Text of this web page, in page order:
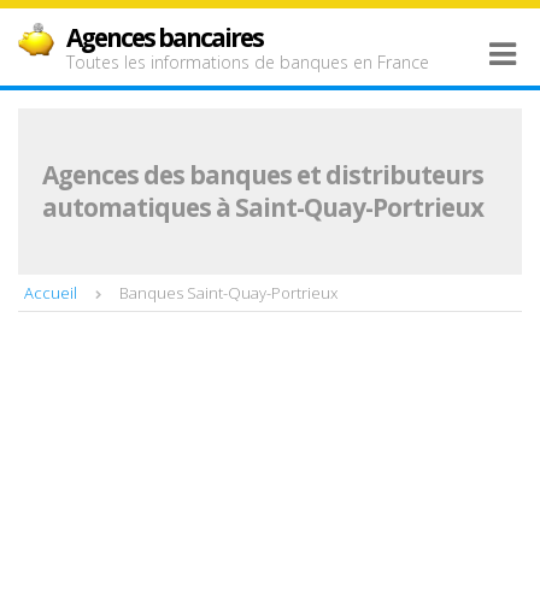
Agences bancaires
Toutes les informations de banques en France
Agences des banques et distributeurs
automatiques à Saint-Quay-Portrieux
Accueil Banques Saint-Quay-Portrieux